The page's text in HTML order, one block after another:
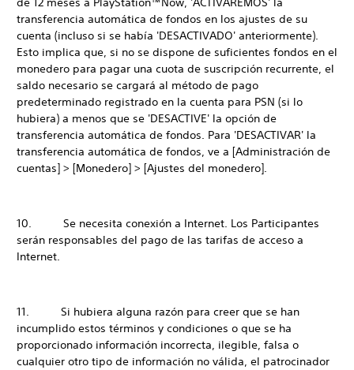
transferencia automática de fondos en los ajustes de su
cuenta (incluso si se había 'DESACTIVADO' anteriormente).
Esto implica que, si no se dispone de suficientes fondos en el
monedero para pagar una cuota de suscripción recurrente, el
saldo necesario se cargará al método de pago
predeterminado registrado en la cuenta para PSN (si lo
hubiera) a menos que se 'DESACTIVE' la opción de
transferencia automática de fondos. Para 'DESACTIVAR' la
transferencia automática de fondos, ve a [Administración de
cuentas] > [Monedero] > [Ajustes del monedero].
10. Se necesita conexión a Internet. Los Participantes
serán responsables del pago de las tarifas de acceso a
Internet.
11. Si hubiera alguna razón para creer que se han
incumplido estos términos y condiciones o que se ha
proporcionado información incorrecta, ilegible, falsa o
cualquier otro tipo de información no válida, el patrocinador